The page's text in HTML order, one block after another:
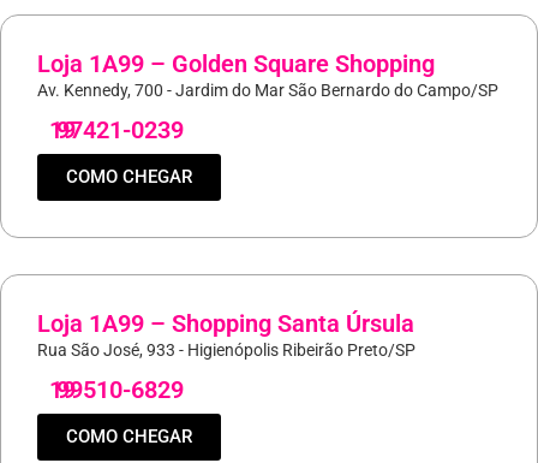
Loja 1A99 – Golden Square Shopping
Av. Kennedy, 700 - Jardim do Mar São Bernardo do Campo/SP
19
97421-0239
COMO CHEGAR
Loja 1A99 – Shopping Santa Úrsula
Rua São José, 933 - Higienópolis Ribeirão Preto/SP
19
99510-6829
COMO CHEGAR